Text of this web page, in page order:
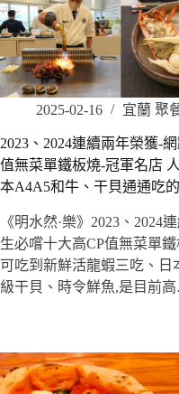
2025-02-16 宜蘭 聚
2023、2024連續兩年榮獲-
值無菜單鐵板燒-冠軍名店
本A4A5和牛、干貝通通吃
《明水然·樂》2023、2024
生必嚐十大高CP值無菜單
可吃到新鮮活龍蝦三吃、
級干貝、時令鮮魚,是目前